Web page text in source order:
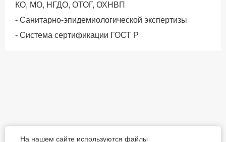
КО, МО, НГДО, ОТОГ, ОХНВП
- Санитарно-эпидемиологической экспертизы
- Система сертификации ГОСТ Р
На нашем сайте используются файлы